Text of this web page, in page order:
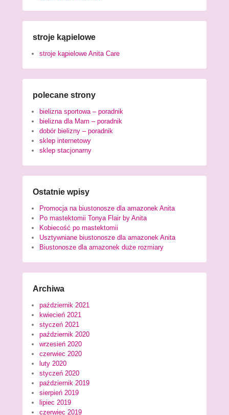
stroje kąpielowe
stroje kąpielowe Anita Care
polecane strony
bielizna sportowa – poradnik
bielizna dla Mam – poradnik
dobór bielizny – poradnik
sklep internetowy
sklep stacjonarny
Ostatnie wpisy
Promocja na biustonosze dla amazonek Anita
Po mastektomii Tonya Flair by Anita
Kobiecość po mastektomii
Usztywniane biustonosze dla amazonek Anita
Biustonosze dla amazonek duże rozmiary
Archiwa
październik 2021
kwiecień 2021
styczeń 2021
październik 2020
wrzesień 2020
czerwiec 2020
luty 2020
styczeń 2020
październik 2019
sierpień 2019
lipiec 2019
czerwiec 2019